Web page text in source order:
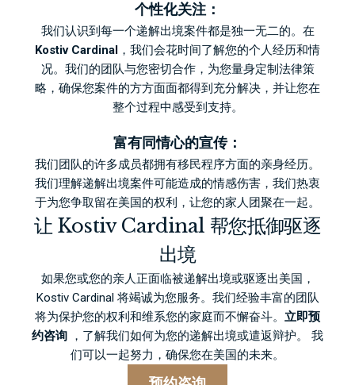
个性化关注：
我们认识到每一个递解出境案件都是独一无二的。在
Kostiv Cardinal ，我们会花时间了解您的个人经历和情
况。我们的团队与您密切合作，为您量身定制法律策
略，确保您案件的方方面面都得到充分解决，并让您在
整个过程中感受到支持。
富有同情心的宣传：
我们团队的许多成员都拥有移民程序方面的亲身经历。
我们理解递解出境案件可能造成的情感伤害，我们热衷
于为您争取留在美国的权利，让您的家人团聚在一起。
让 Kostiv Cardinal 帮您抵御驱逐
出境
如果您或您的亲人正面临被递解出境或驱逐出美国，
Kostiv Cardinal 将竭诚为您服务。我们经验丰富的团队
将为保护您的权利和维系您的家庭而不懈奋斗。 立即预
约咨询 ，了解我们如何为您的递解出境或遣返辩护。 我
们可以一起努力，确保您在美国的未来。